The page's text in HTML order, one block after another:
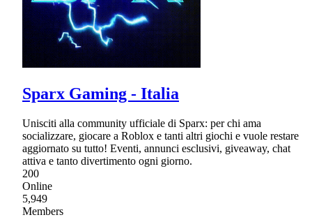
Sparx Gaming - Italia
Unisciti alla community ufficiale di Sparx: per chi ama
socializzare, giocare a Roblox e tanti altri giochi e vuole restare
aggiornato su tutto! Eventi, annunci esclusivi, giveaway, chat
attiva e tanto divertimento ogni giorno.
200
Online
5,949
Members